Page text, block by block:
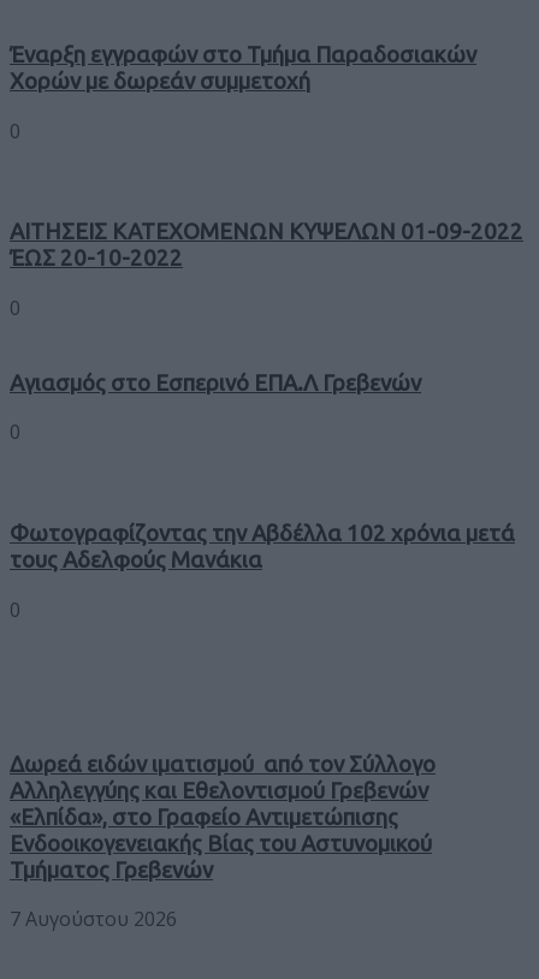
Έναρξη εγγραφών στο Τμήμα Παραδοσιακών
Χορών με δωρεάν συμμετοχή
0
ΑΙΤΗΣΕΙΣ ΚΑΤΕΧΟΜΕΝΩΝ ΚΥΨΕΛΩΝ 01-09-2022
ΈΩΣ 20-10-2022
0
Αγιασμός στο Εσπερινό ΕΠΑ.Λ Γρεβενών
0
Φωτογραφίζοντας την Αβδέλλα 102 χρόνια μετά
τους Αδελφούς Μανάκια
0
Δωρεά ειδών ιματισμού από τον Σύλλογο
Αλληλεγγύης και Εθελοντισμού Γρεβενών
«Ελπίδα», στο Γραφείο Αντιμετώπισης
Ενδοοικογενειακής Βίας του Αστυνομικού
Τμήματος Γρεβενών
7 Αυγούστου 2026